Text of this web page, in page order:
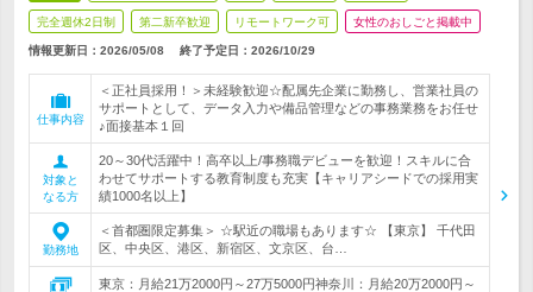
完全週休2日制 第二新卒歓迎 リモートワーク可 女性のおしごと掲載中
情報更新日：2026/05/08 終了予定日： 2026/10/29
仕事内容
＜正社員採用！＞未経験歓迎☆配属先企業に勤務し、営業社員の
サポートとして、データ入力や備品管理などの事務業務をお任せ
♪面接基本１回
対象と
なる方
20～30代活躍中！高卒以上/事務職デビューを歓迎！スキルに合
わせてサポートする教育制度も充実【キャリアシードでの採用実
績1000名以上】
勤務地
＜首都圏限定募集＞ ☆駅近の職場もあります☆ 【東京】 千代田
区、中央区、港区、新宿区、文京区、台…
東京：月給21万2000円～27万5000円神奈川：月給20万2000円～